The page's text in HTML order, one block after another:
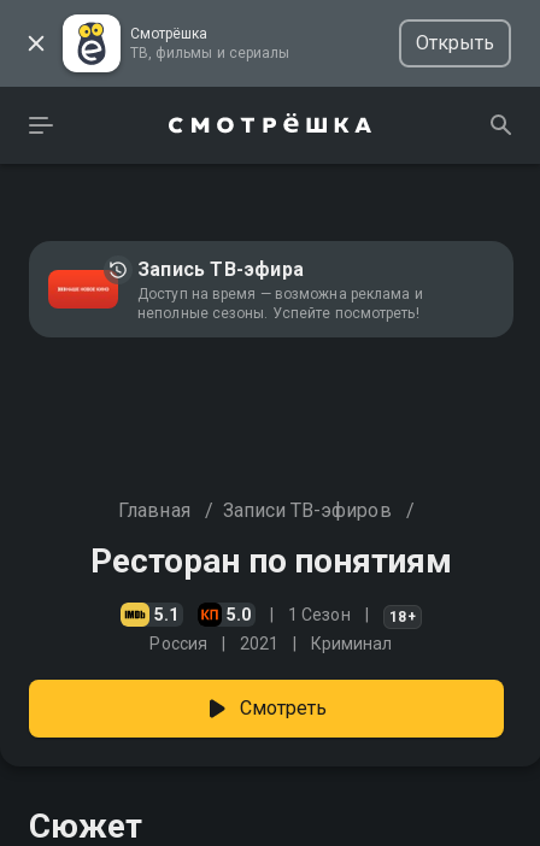
Смотрёшка
ТВ, фильмы и сериалы
Открыть
Запись ТВ-эфира
Доступ на время — возможна реклама и
неполные сезоны. Успейте посмотреть!
Главная / Записи ТВ-эфиров /
Ресторан по понятиям
5.1 5.0 1 Сезон 18+
Россия 2021 Криминал
Смотреть
Сюжет